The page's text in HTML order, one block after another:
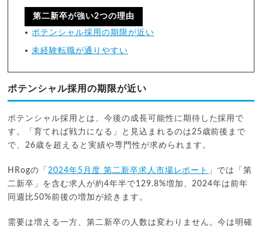
第二新卒が強い2つの理由
ポテンシャル採用の期限が近い
未経験転職が通りやすい
ポテンシャル採用の期限が近い
ポテンシャル採用とは、今後の成長可能性に期待した採用で
す。「育てれば戦力になる」と見込まれるのは25歳前後まで
で、26歳を超えると実績や専門性が求められます。
HRogの「2024年5月度 第二新卒求人市場レポート
」では「第
二新卒」を含む求人が約4年半で129.8%増加、2024年は前年
同週比50%前後の増加が続きます。
需要は増える一方、第二新卒の人数は変わりません。今は明確